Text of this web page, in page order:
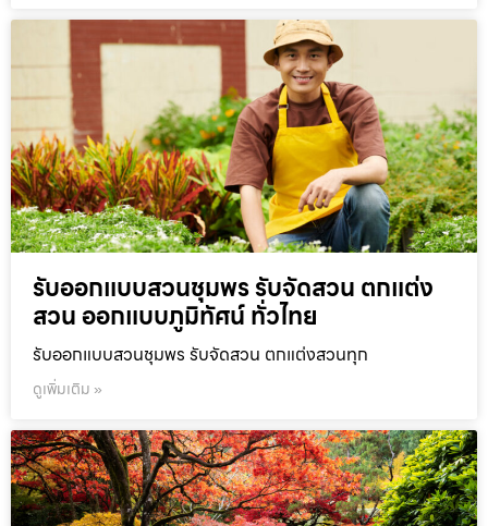
รับออกแบบสวนชุมพร รับจัดสวน ตกแต่ง
สวน ออกแบบภูมิทัศน์ ทั่วไทย
รับออกแบบสวนชุมพร รับจัดสวน ตกแต่งสวนทุก
ดูเพิ่มเติม »